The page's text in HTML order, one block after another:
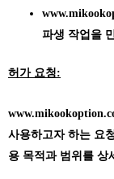
파생 작업을
허가 요청:
사용하고자 하는 요
용 목적과 범위를 상